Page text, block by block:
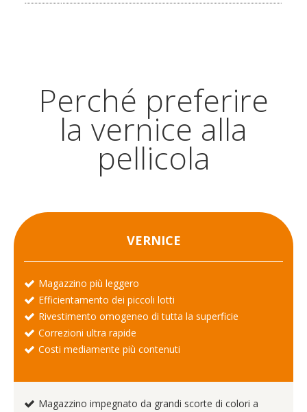
Perché preferire
la vernice alla
pellicola
VERNICE
Magazzino più leggero
Efficientamento dei piccoli lotti
Rivestimento omogeneo di tutta la superficie
Correzioni ultra rapide
Costi mediamente più contenuti
Magazzino impegnato da grandi scorte di colori a